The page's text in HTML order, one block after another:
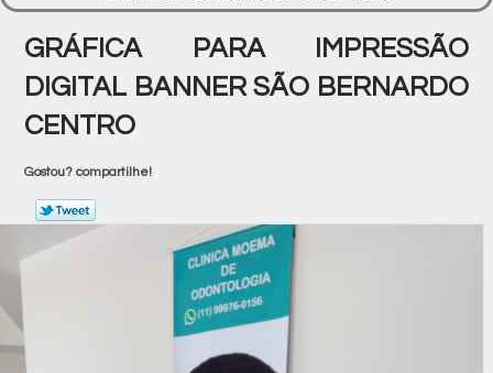
GRÁFICA PARA IMPRESSÃO
DIGITAL BANNER SÃO BERNARDO
CENTRO
Gostou? compartilhe!